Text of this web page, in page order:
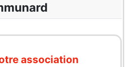
association